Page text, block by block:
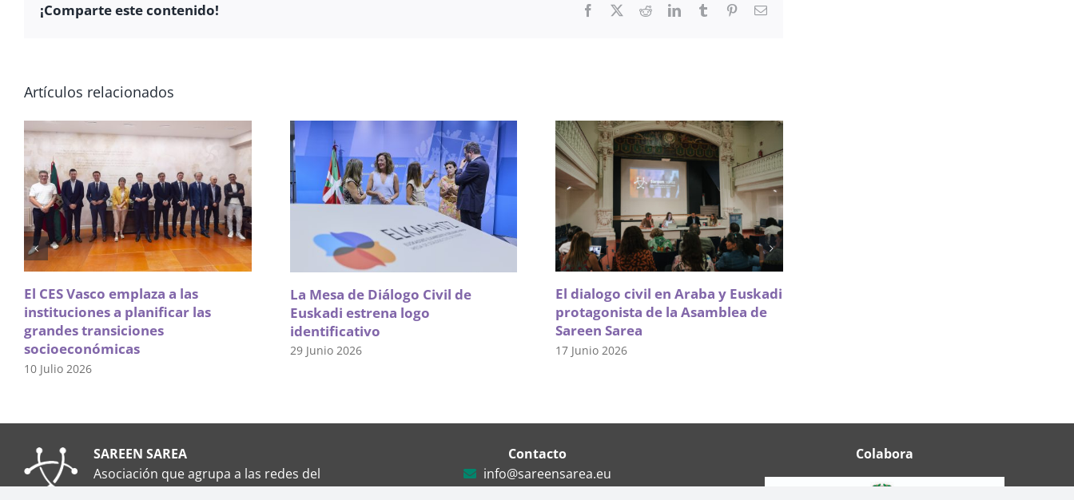
¡Comparte este contenido! Facebook RedditLinkedInTumblr PinterestCorreo
Artículos relacionados
El CES Vasco emplaza a las
instituciones a planificar las
grandes transiciones
socioeconómicas
10 Julio 2026
La Mesa de Diálogo Civil de
Euskadi estrena logo
identificativo
29 Junio 2026
El dialogo civil en Araba y Euskadi
protagonista de la Asamblea de
Sareen Sarea
17 Junio 2026
SAREEN SAREA
Asociación que agrupa a las redes del
Contacto
info@sareensarea.eu
Colabora